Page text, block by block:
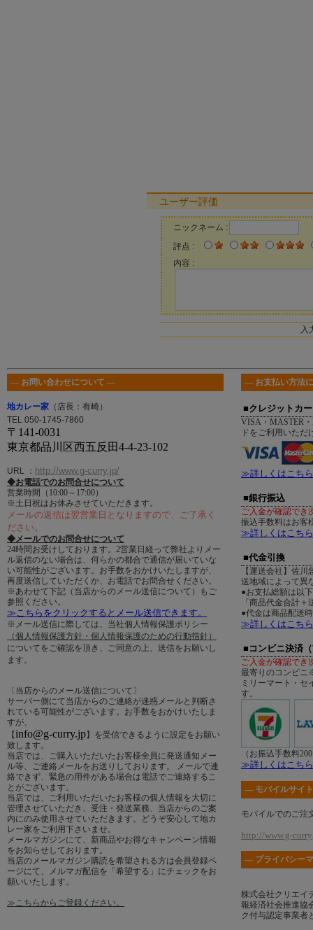
ユーザー評価
ニックネーム :
評点 :
内容 :
入
― お問い合わせについて ―
地カレー家 （店長：有崎）
TEL 050-1745-7860
〒141-0031
東京都品川区西五反田4-4-23-102
URL ： http://www.g-curry.jp/
◆お電話でのお問合せについて
営業時間（10:00～17:00）
※土日祝はお休みさせていただきます。
メールの返信は翌営業日となりますので、ご了承く
ださい。
◆メールでのお問合せについて
24時間お受けしております。2営業日経って弊社よりメー
ル返信のない場合は、何らかの都合で通信が届いていな
い可能性がございます。お手数をおかけいたしますが、
再度送信していただくか、お電話でお問合せください。
※あわせて下記（当店からのメール送信について）もご
参照ください。
≫こちらをクリックするとメール送信できます。
※メール送信に際しては、当社個人情報保護ポリシー
（個人情報保護方針・個人情報保護のための行動指針）
についてをご確認を頂き、ご同意の上、送信をお願いし
ます。
〔当店からのメール送信について〕
サーバー側にて当店からのご連絡が迷惑メールと判断さ
れている可能性がございます。お手数をおかけいたしま
すが、
【 info@g-curry.jp】を受信できるように設定をお願い
致します。
当店では、ご購入いただいたお客様全員に発送通知メー
ル等、ご連絡メールをお送りしております。 メールで連
絡できず、緊急の用件がある場合は電話でご連絡するこ
とがございます。
当店では、ご利用いただいたお客様の個人情報を大切に
管理させていただき、受注・発送業務、当店からのご案
内にのみ使用させていただきます。どうぞ安心して地カ
レー家をご利用下さいませ。
メールマガジンにて、新商品やお得なキャンペーン情報
をお知らせしております。
当店のメールマガジン購読を希望される方は会員登録ペ
ージにて、メルマガ配信を「希望する」にチェックをお
願いいたします。
≫こちらからご登録ください。
― お支払い方法
■クレジットカ
VISA・MASTER
ドをご利用いただ
≫詳しくはこち
■銀行振込
ご入金が確認でき
振込手数料はお客
≫詳しくはこち
■代金引換
【運送会社】佐
送地域によって異
●お支払総額は以
「商品代金合計
●代金は商品配送
≫詳しくはこち
■コンビニ決済
ご入金が確認でき
最寄りのコンビニ
ミリーマート・セ
す。
（お振込手数料
≫詳しくはこち
― モバイルサイ
モバイルでのご注
http://www.g-
― プライバシー
株式会社クリエイ
報経済社会推進協
ク付与認定事業者